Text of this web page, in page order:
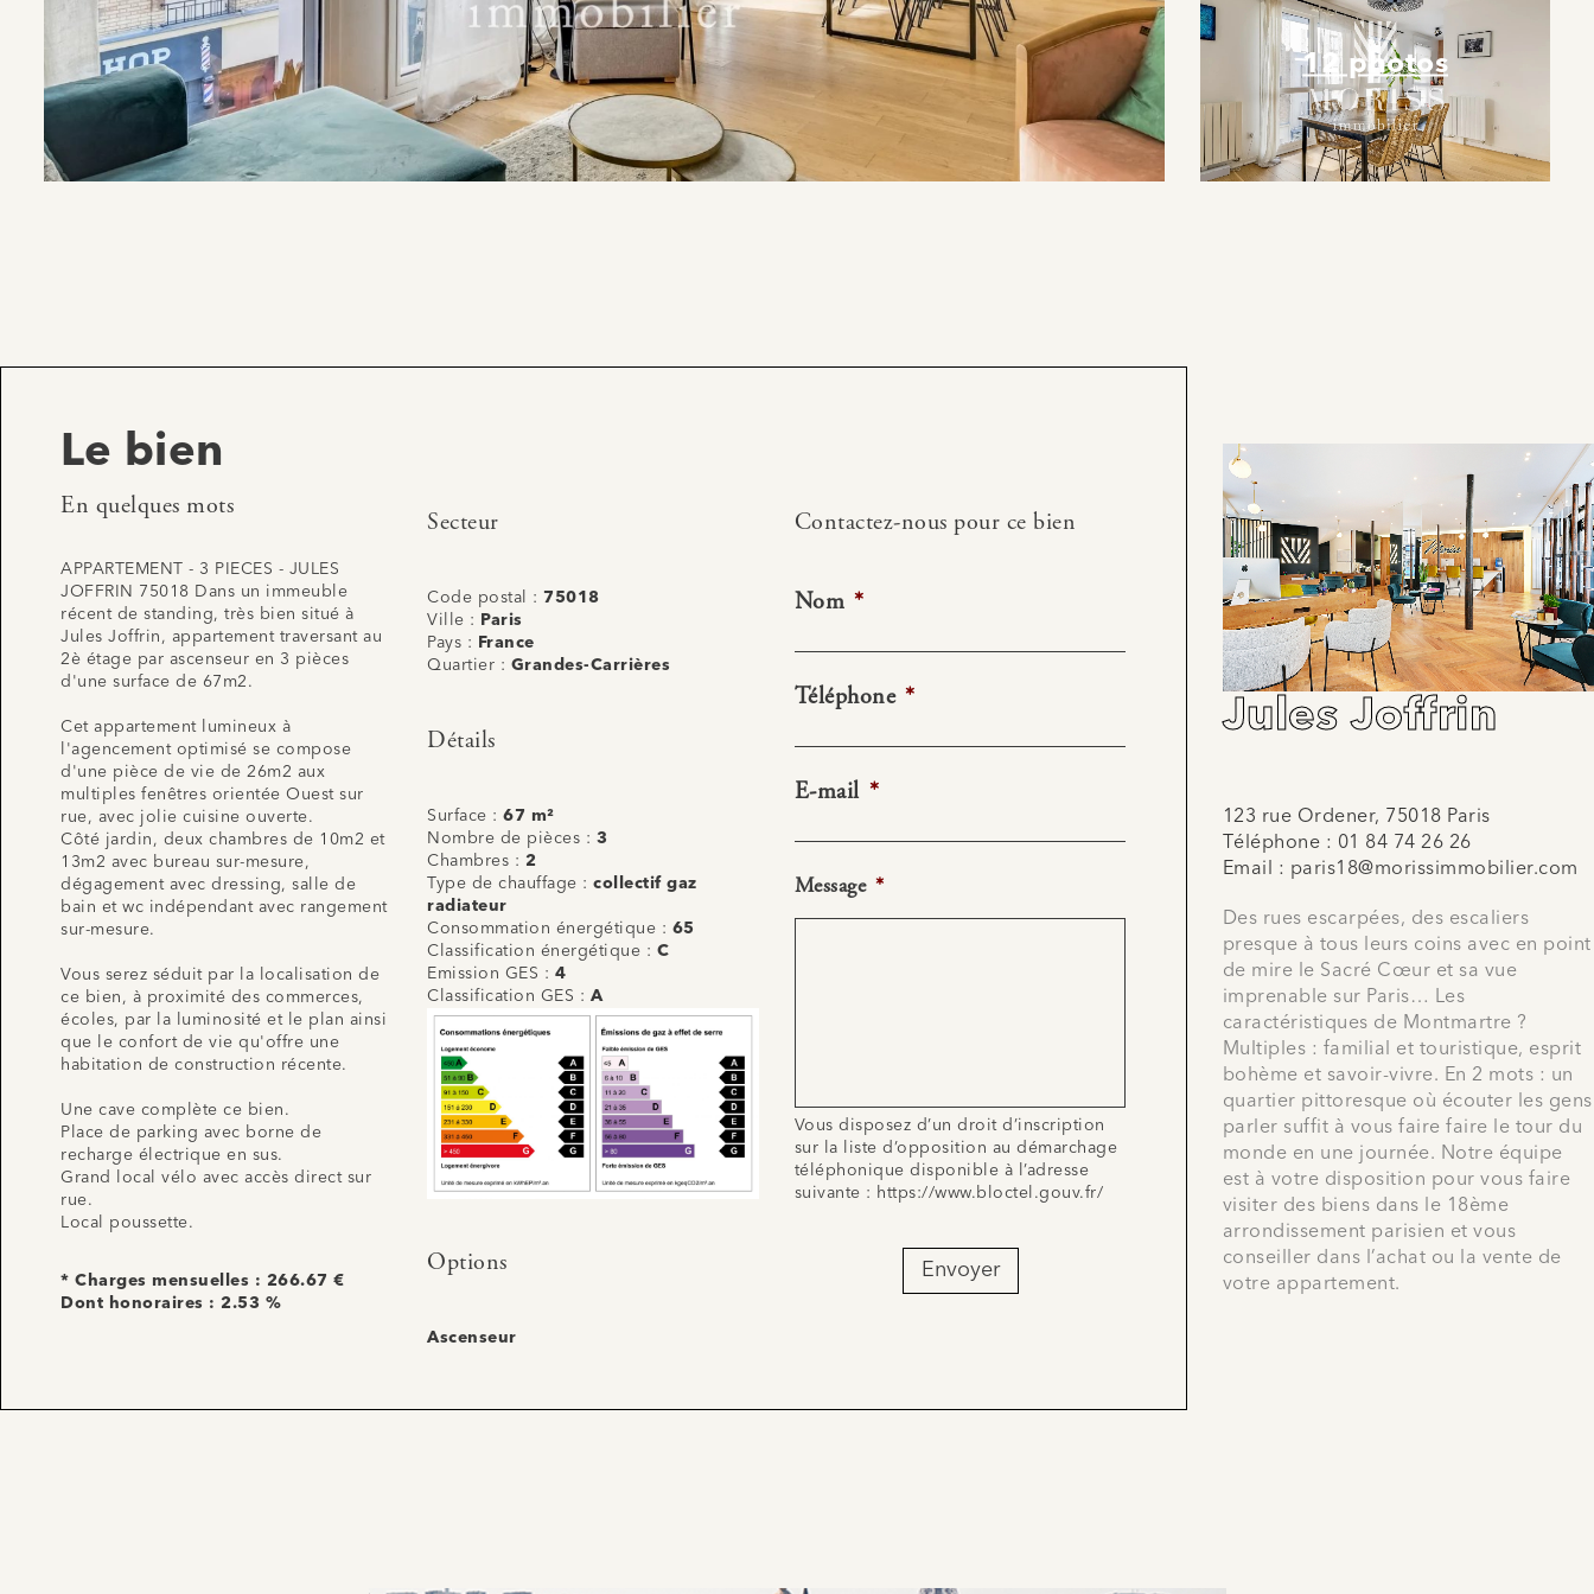
12 photos
Le bien
En quelques mots
APPARTEMENT - 3 PIECES - JULES
JOFFRIN 75018 Dans un immeuble
récent de standing, très bien situé à
Jules Joffrin, appartement traversant au
2è étage par ascenseur en 3 pièces
d'une surface de 67m2.
Cet appartement lumineux à
l'agencement optimisé se compose
d'une pièce de vie de 26m2 aux
multiples fenêtres orientée Ouest sur
rue, avec jolie cuisine ouverte.
Côté jardin, deux chambres de 10m2 et
13m2 avec bureau sur-mesure,
dégagement avec dressing, salle de
bain et wc indépendant avec rangement
sur-mesure.
Vous serez séduit par la localisation de
ce bien, à proximité des commerces,
écoles, par la luminosité et le plan ainsi
que le confort de vie qu'offre une
habitation de construction récente.
Une cave complète ce bien.
Place de parking avec borne de
recharge électrique en sus.
Grand local vélo avec accès direct sur
rue.
Local poussette.
* Charges mensuelles : 266.67 €
Dont honoraires : 2.53 %
Secteur
Code postal : 75018
Ville :
Paris
Pays :
France
Quartier : Grandes-Carrières
Détails
Surface :67 m²
Nombre de pièces : 3
Chambres : 2
Type de chauffage :collectif gaz
radiateur
Consommation énergétique : 65
Classification énergétique : C
Emission GES : 4
Classification GES : A
Options
Ascenseur
Contactez-nous pour ce bien
Nom *
Téléphone *
E-mail *
Message *
Vous disposez d’un droit d’inscription
sur la liste d’opposition au démarchage
téléphonique disponible à l’adresse
suivante : https://www.bloctel.gouv.fr/
Envoyer
Jules Joffrin
123 rue Ordener, 75018 Paris
Téléphone : 01 84 74 26 26
Email : paris18@morissimmobilier.com
Des rues escarpées, des escaliers
presque à tous leurs coins avec en point
de mire le Sacré Cœur et sa vue
imprenable sur Paris… Les
caractéristiques de Montmartre ?
Multiples : familial et touristique, esprit
bohème et savoir-vivre. En 2 mots : un
quartier pittoresque où écouter les gens
parler suffit à vous faire faire le tour du
monde en une journée. Notre équipe
est à votre disposition pour vous faire
visiter des biens dans le 18ème
arrondissement parisien et vous
conseiller dans l’achat ou la vente de
votre appartement.